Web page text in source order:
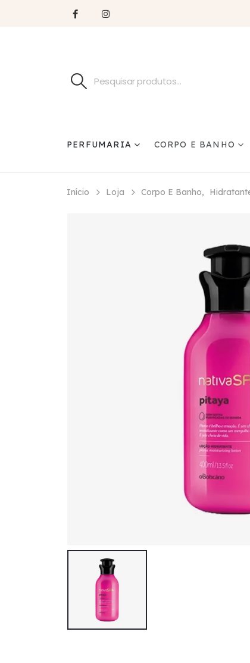
PERFUMARIA CORPO E BANHO
Início Loja Corpo E Banho,